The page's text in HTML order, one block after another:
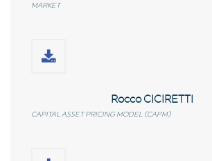
MARKET
Rocco CICIRETTI
CAPITAL ASSET PRICING MODEL (CAPM)